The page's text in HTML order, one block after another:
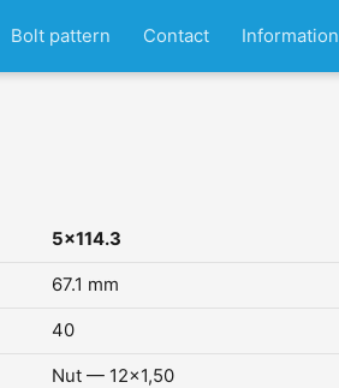
Bolt pattern Contact Information
5x114.3
67.1 mm
40
Nut — 12x1,50